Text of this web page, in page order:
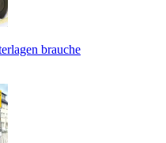
brauche